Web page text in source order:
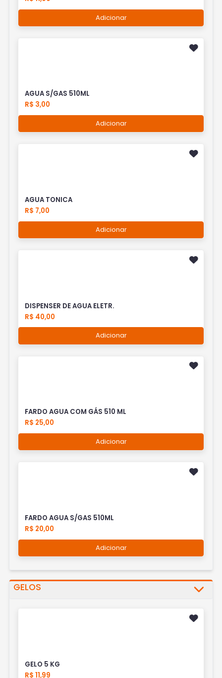
Adicionar
AGUA S/GAS 510ML
R$ 3,00
Adicionar
AGUA TONICA
R$ 7,00
Adicionar
DISPENSER DE AGUA ELETR.
R$ 40,00
Adicionar
FARDO AGUA COM GÁS 510 ML
R$ 25,00
Adicionar
FARDO AGUA S/GAS 510ML
R$ 20,00
Adicionar
GELOS
GELO 5 KG
R$ 11,99